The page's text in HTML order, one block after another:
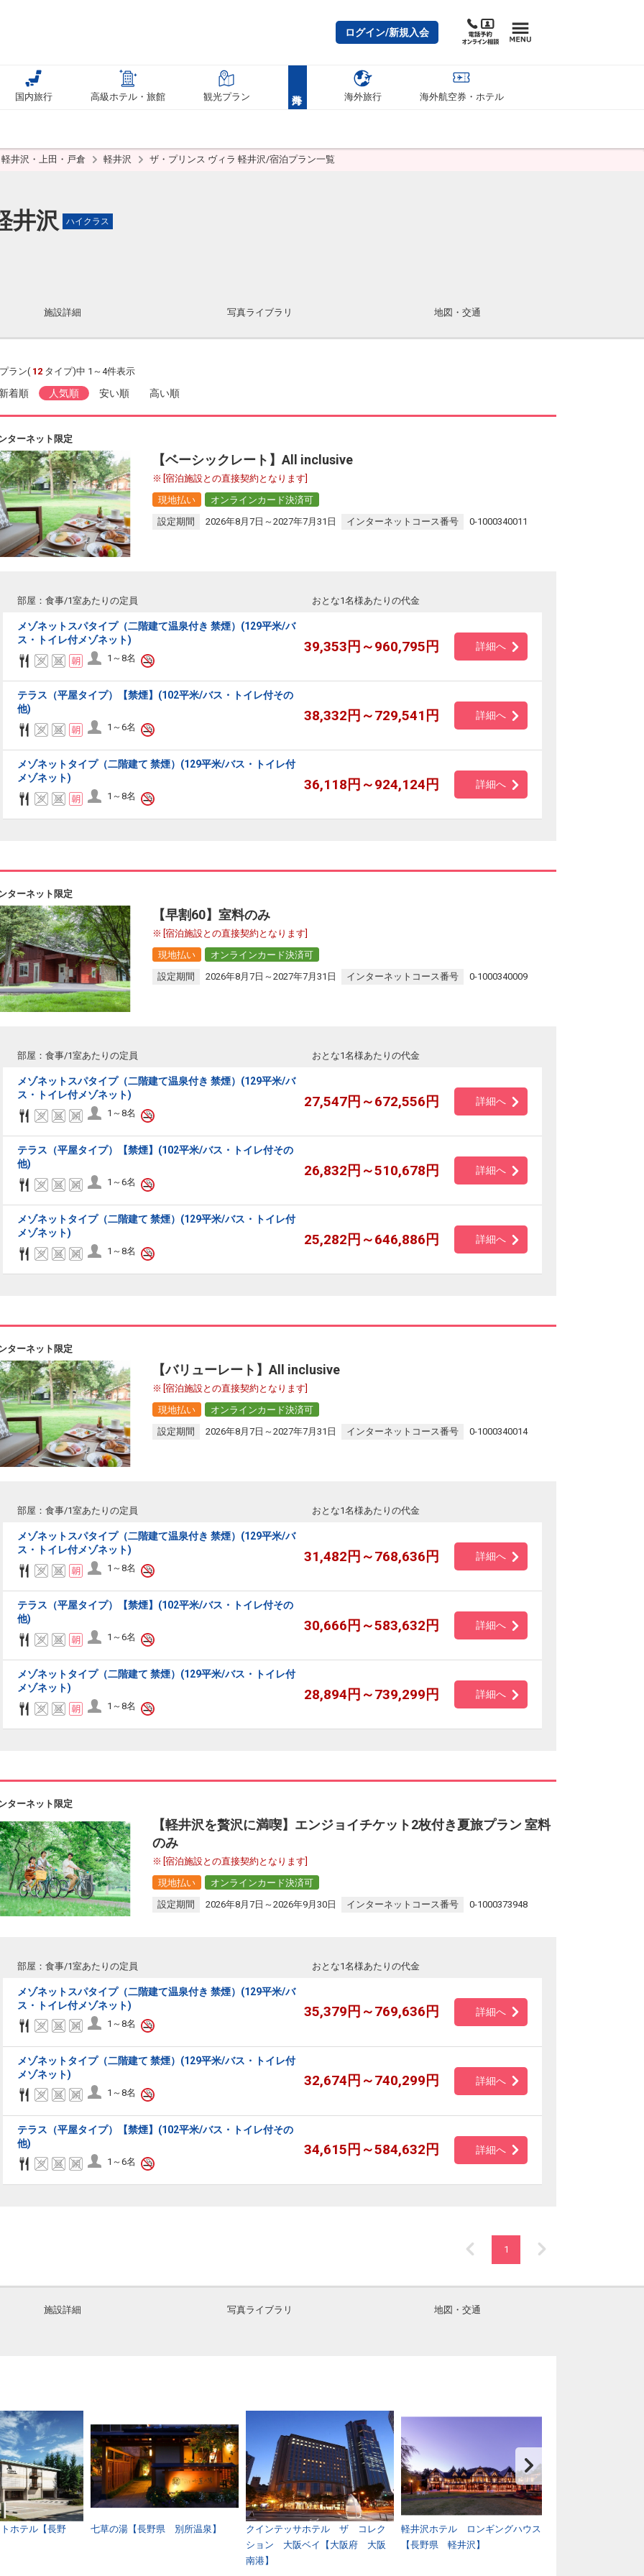
ログイン/新規入会
国内旅行 高級ホテル・旅館 観光プラン 海外旅行 海外航空券・ホテル
軽井沢・上田・戸倉 軽井沢 ザ・プリンス ヴィラ 軽井沢/宿泊プラン一覧
井沢 ハイクラス
施設詳細 写真ライブラリ 地図・交通
プラン( 12 タイプ)中 1～4件表示
着順 人気順 安い順 高い順
ターネット限定
【ベーシックレート】All inclusive
[宿泊施設との直接契約となります]
現地払い
オンラインカード決済可
設定期間
2026年8月7日～2027年7月31日 インターネットコース番号 0-1000340011
部屋：食事/1室あたりの定員 おとな1名様あたりの代金
メゾネットスパタイプ（二階建て温泉付き 禁煙）(129平米/バ
ス・トイレ付メゾネット)
1～8名
39,353円～960,795円 詳細へ
テラス（平屋タイプ）【禁煙】(102平米/バス・トイレ付その
他)
1～6名
38,332円～729,541円 詳細へ
メゾネットタイプ（二階建て 禁煙）(129平米/バス・トイレ付
メゾネット)
1～8名
36,118円～924,124円 詳細へ
ターネット限定
【早割60】室料のみ
[宿泊施設との直接契約となります]
現地払い
オンラインカード決済可
設定期間
2026年8月7日～2027年7月31日 インターネットコース番号 0-1000340009
部屋：食事/1室あたりの定員 おとな1名様あたりの代金
メゾネットスパタイプ（二階建て温泉付き 禁煙）(129平米/バ
ス・トイレ付メゾネット)
1～8名
27,547円～672,556円 詳細へ
テラス（平屋タイプ）【禁煙】(102平米/バス・トイレ付その
他)
1～6名
26,832円～510,678円 詳細へ
メゾネットタイプ（二階建て 禁煙）(129平米/バス・トイレ付
メゾネット)
1～8名
25,282円～646,886円 詳細へ
ターネット限定
【バリューレート】All inclusive
[宿泊施設との直接契約となります]
現地払い
オンラインカード決済可
設定期間
2026年8月7日～2027年7月31日 インターネットコース番号 0-1000340014
部屋：食事/1室あたりの定員 おとな1名様あたりの代金
メゾネットスパタイプ（二階建て温泉付き 禁煙）(129平米/バ
ス・トイレ付メゾネット)
1～8名
31,482円～768,636円 詳細へ
テラス（平屋タイプ）【禁煙】(102平米/バス・トイレ付その
他)
1～6名
30,666円～583,632円 詳細へ
メゾネットタイプ（二階建て 禁煙）(129平米/バス・トイレ付
メゾネット)
1～8名
28,894円～739,299円 詳細へ
ターネット限定
【軽井沢を贅沢に満喫】エンジョイチケット2枚付き夏旅プラン 室料
のみ
[宿泊施設との直接契約となります]
現地払い
オンラインカード決済可
設定期間
2026年8月7日～2026年9月30日 インターネットコース番号 0-1000373948
部屋：食事/1室あたりの定員 おとな1名様あたりの代金
メゾネットスパタイプ（二階建て温泉付き 禁煙）(129平米/バ
ス・トイレ付メゾネット)
1～8名
35,379円～769,636円 詳細へ
メゾネットタイプ（二階建て 禁煙）(129平米/バス・トイレ付
メゾネット)
1～8名
32,674円～740,299円 詳細へ
テラス（平屋タイプ）【禁煙】(102平米/バス・トイレ付その
他)
1～6名
34,615円～584,632円 詳細へ
1
施設詳細 写真ライブラリ 地図・交通
ホテル【長野
七草の湯【長野県 別所温泉】
クインテッサホテル ザ コレク
ション 大阪ベイ【大阪府 大阪
南港】
軽井沢ホテル ロンギングハウス
【長野県 軽井沢】